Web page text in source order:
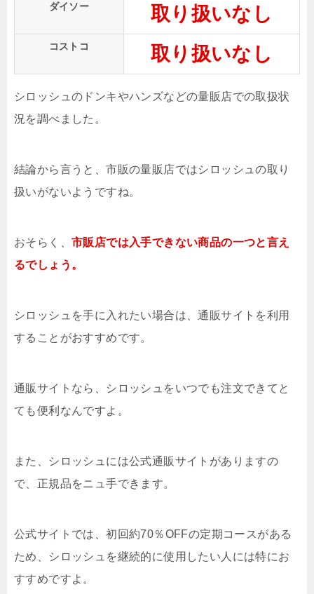
ダイソー 取り扱いなし
コストコ 取り扱いなし
シロッシュのドンキやハンズなどの量販店での取扱状
況を調べました。
結論から言うと、市販の量販店ではシロッシュの取り
扱いがないようですね。
おそらく、 市販店では入手できない商品の一つと言え
るでしょう。
シロッシュを手に入れたい場合は、通販サイトを利用
することがおすすめです。
通販サイトなら、シロッシュをいつでも注文できてと
ても便利なんですよ。
また、シロッシュには公式通販サイトがありますの
で、正規品をニュ手できます。
公式サイトでは、初回約70％OFFの定期コースがある
ため、シロッシュを継続的に使用したい人には特にお
すすめですよ。